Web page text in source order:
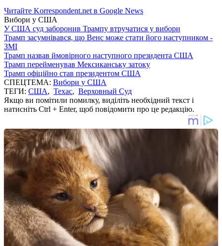
Читайте Korrespondent.net в Google News
Вибори у США
У США суд заборонив Трампу втручатися у вибори
Трамп засумнівався, що Венс може стати його наступником -
ЗМІ
Трамп назвав ймовірного наступного президента США
Трамп перейменував Мексиканську затоку
Трамп офіційно став президентом США
СПЕЦТЕМА: Вибори у США
ТЕГИ: США, Техас, Верховный Суд
Якщо ви помітили помилку, виділіть необхідний текст і
натисніть Ctrl + Enter, щоб повідомити про це редакцію.